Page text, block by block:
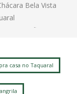
Bela Vista
Bonfim
Manoel Ferreira
casa no Taquaral